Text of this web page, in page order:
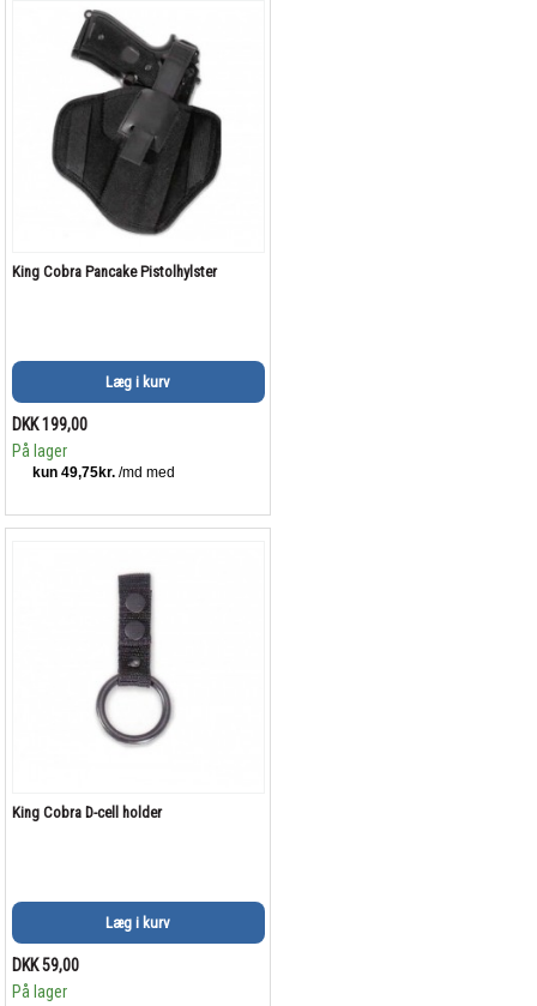
King Cobra Pancake Pistolhylster
Læg i kurv
DKK 199,00
På lager
King Cobra D-cell holder
Læg i kurv
DKK 59,00
På lager